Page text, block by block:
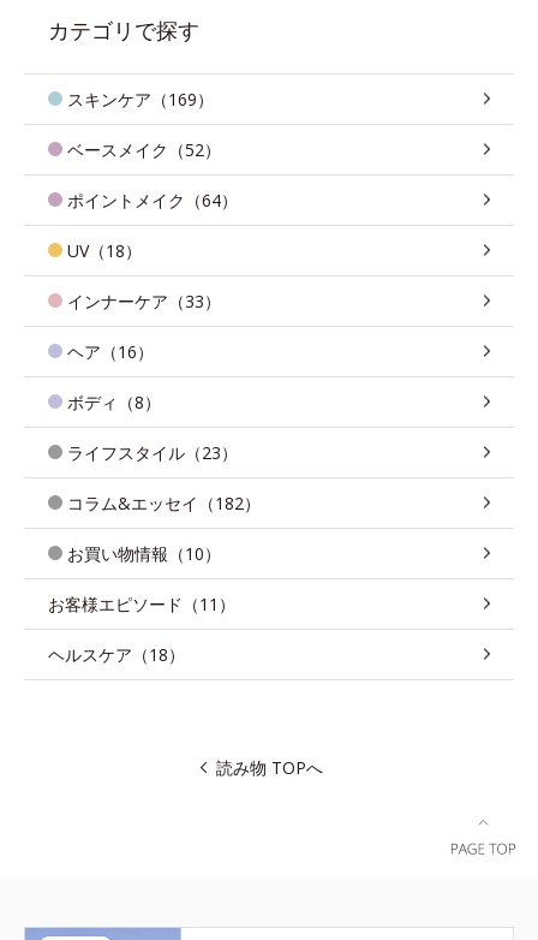
カテゴリで探す
スキンケア（169）
ベースメイク（52）
ポイントメイク（64）
UV（18）
インナーケア（33）
ヘア（16）
ボディ（8）
ライフスタイル（23）
コラム&エッセイ（182）
お買い物情報（10）
お客様エピソード（11）
ヘルスケア（18）
読み物 TOPへ